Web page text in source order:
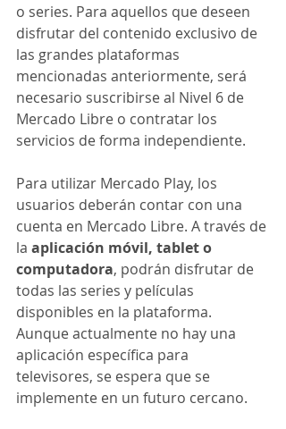
o series. Para aquellos que deseen
disfrutar del contenido exclusivo de
las grandes plataformas
mencionadas anteriormente, será
necesario suscribirse al Nivel 6 de
Mercado Libre o contratar los
servicios de forma independiente.
Para utilizar Mercado Play, los
usuarios deberán contar con una
cuenta en Mercado Libre. A través de
la aplicación móvil, tablet o
computadora, podrán disfrutar de
todas las series y películas
disponibles en la plataforma.
Aunque actualmente no hay una
aplicación específica para
televisores, se espera que se
implemente en un futuro cercano.